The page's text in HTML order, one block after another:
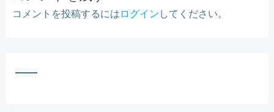
コメントを投稿するにはログインしてください。